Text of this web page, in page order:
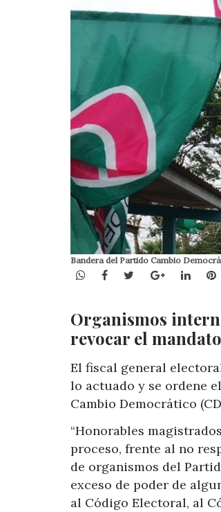
Bandera del Partido Cambio
WhatsApp
Facebook
TwitterGoogle+
Organismos
revocar el
El fiscal general
lo actuado y se ordene
Cambio Democrático
“Honorables
proceso, frente al no
de organismos del
exceso de poder de
al Código Electoral, al